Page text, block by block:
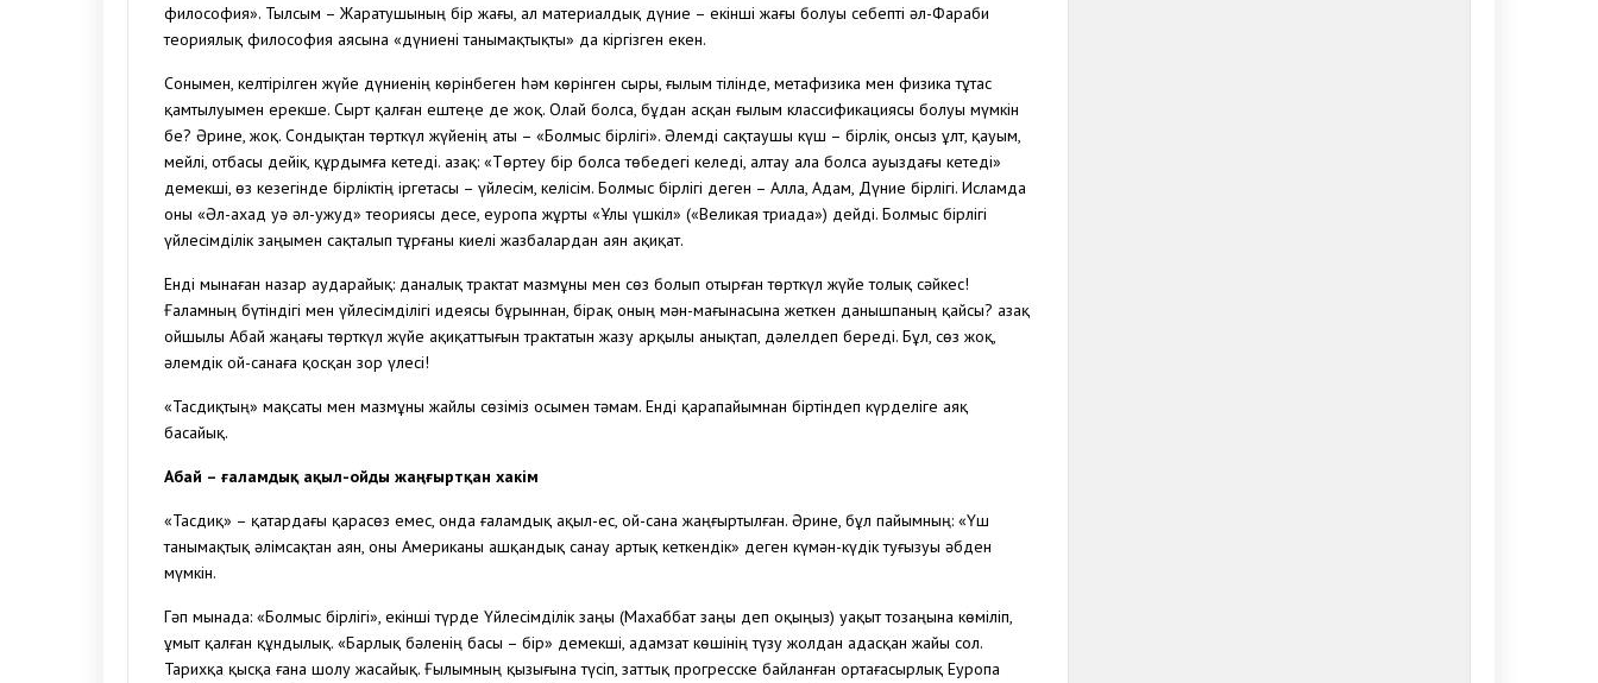
философия». Тылсым – Жаратушының бір жағы, ал материалдық дүние – екінші жағы болуы себепті әл-Фараби
теориялық философия аясына «дүниені танымақтықты» да кіргізген екен.
Сонымен, келтірілген жүйе дүниенің көрінбеген һәм көрінген сыры, ғылым тілінде, метафизика мен физика тұтас
қамтылуымен ерекше. Сырт қалған ештеңе де жоқ. Олай болса, бұдан асқан ғылым классификациясы болуы мүмкін
бе? Әрине, жоқ. Сондықтан төрткүл жүйенің аты – «Болмыс бірлігі». Әлемді сақтаушы күш – бірлік, онсыз ұлт, қауым,
мейлі, отбасы дейік, құрдымға кетеді. Қазақ: «Төртеу бір болса төбедегі келеді, алтау ала болса ауыздағы кетеді»
демекші, өз кезегінде бірліктің іргетасы – үйлесім, келісім. Болмыс бірлігі деген – Алла, Адам, Дүние бірлігі. Исламда
оны «Әл-ахад уә әл-ужуд» теориясы десе, еуропа жұрты «Ұлы үшкіл» («Великая триада») дейді. Болмыс бірлігі
үйлесімділік заңымен сақталып тұрғаны киелі жазбалардан аян ақиқат.
Енді мынаған назар аударайық: даналық трактат мазмұны мен сөз болып отырған төрткүл жүйе толық сәйкес!
Ғаламның бүтіндігі мен үйлесімділігі идеясы бұрыннан, бірақ оның мән-мағынасына жеткен данышпаның қайсы? Қазақ
ойшылы Абай жаңағы төрткүл жүйе ақиқаттығын трактатын жазу арқылы анықтап, дәлелдеп береді. Бұл, сөз жоқ,
әлемдік ой-санаға қосқан зор үлесі!
«Тасдиқтың» мақсаты мен мазмұны жайлы сөзіміз осымен тәмам. Енді қарапайымнан біртіндеп күрделіге аяқ
басайық.
Абай – ғаламдық ақыл-ойды жаңғыртқан хакім
«Тасдиқ» – қатардағы қарасөз емес, онда ғаламдық ақыл-ес, ой-сана жаңғыртылған. Әрине, бұл пайымның: «Үш
танымақтық әлімсақтан аян, оны Американы ашқандық санау артық кеткендік» деген күмән-күдік туғызуы әбден
мүмкін.
Гәп мынада: «Болмыс бірлігі», екінші түрде Үйлесімділік заңы (Махаббат заңы деп оқыңыз) уақыт тозаңына көміліп,
ұмыт қалған құндылық. «Барлық бәленің басы – бір» демекші, адамзат көшінің түзу жолдан адасқан жайы сол.
Тарихқа қысқа ғана шолу жасайық. Ғылымның қызығына түсіп, заттық прогресске байланған ортағасырлық Еуропа